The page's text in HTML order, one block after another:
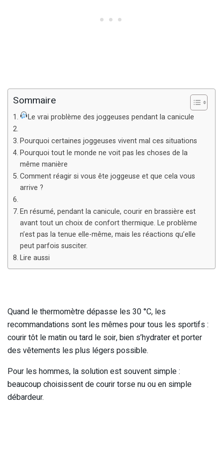
Sommaire
Le vrai problème des joggeuses pendant la canicule
Pourquoi certaines joggeuses vivent mal ces situations
Pourquoi tout le monde ne voit pas les choses de la
même manière
Comment réagir si vous ête joggeuse et que cela vous
arrive ?
En résumé, pendant la canicule, courir en brassière est
avant tout un choix de confort thermique. Le problème
n’est pas la tenue elle-même, mais les réactions qu’elle
peut parfois susciter.
Lire aussi
Quand le thermomètre dépasse les 30 °C, les
recommandations sont les mêmes pour tous les sportifs :
courir tôt le matin ou tard le soir, bien s’hydrater et porter
des vêtements les plus légers possible.
Pour les hommes, la solution est souvent simple :
beaucoup choisissent de courir torse nu ou en simple
débardeur.